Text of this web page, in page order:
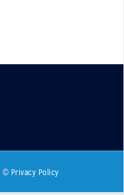
© Privacy Policy